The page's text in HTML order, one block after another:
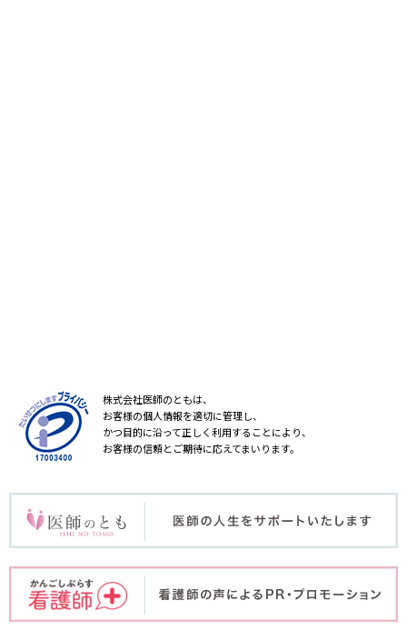
株式会社医師のともは、
お客様の個人情報を適切に管理し、
かつ目的に沿って正しく利用することにより、
お客様の信頼とご期待に応えてまいります。